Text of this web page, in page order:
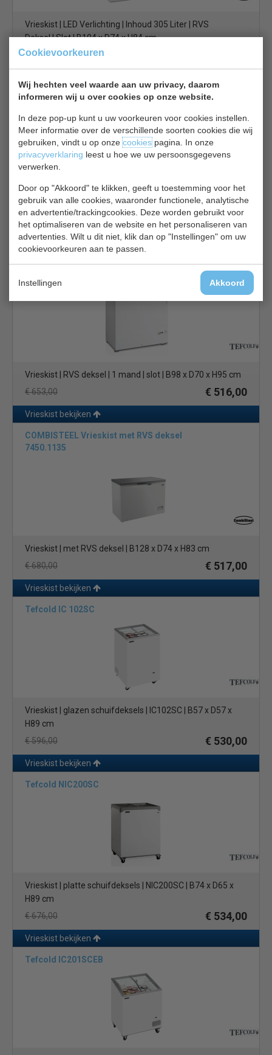
Cookievoorkeuren
Wij hechten veel waarde aan uw privacy, daarom
informeren wij u over cookies op onze website.
In deze pop-up kunt u uw voorkeuren voor cookies instellen.
Meer informatie over de verschillende soorten cookies die wij
gebruiken, vindt u op onzecookiespagina. In onze
privacyverklaring leest u hoe we uw persoonsgegevens
verwerken.
Door op "Akkoord" te klikken, geeft u toestemming voor het
gebruik van alle cookies, waaronder functionele, analytische
en advertentie/trackingcookies. Deze worden gebruikt voor
het optimaliseren van de website en het personaliseren van
advertenties. Wilt u dit niet, klik dan op "Instellingen" om uw
cookievoorkeuren aan te passen.
Instellingen Akkoord
Vrieskist | LED Verlichting | Inhoud 305 Liter | RVS
Deksel | Slot | B104 x D74 x H84 cm
€ 710,00
Tefcold IC 201SC
Vrieskist | glazen schuifdeksels | IC201SC | B72 x D63 x
H89 cm
€ 648,00
€ 512,00
Vrieskist bekijken
Vrieskist | RVS deksel | 1 mand | slot | B98 x D70 x H95 cm
€ 653,00
€ 516,00
Vrieskist bekijken
COMBISTEEL Vrieskist met RVS deksel
7450.1135
Vrieskist | met RVS deksel | B128 x D74 x H83 cm
€ 680,00
€ 517,00
Vrieskist bekijken
Tefcold IC 102SC
Vrieskist | glazen schuifdeksels | IC102SC | B57 x D57 x
H89 cm
€ 596,00
€ 530,00
Vrieskist bekijken
Tefcold NIC200SC
Vrieskist | platte schuifdeksels | NIC200SC | B74 x D65 x
H89 cm
€ 676,00
€ 534,00
Vrieskist bekijken
Tefcold IC201SCEB